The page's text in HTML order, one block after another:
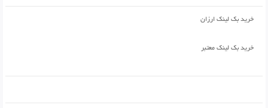
خرید بک لینک ارزان
خرید بک لینک معتبر